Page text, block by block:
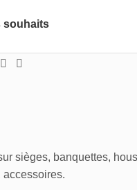
souhaits
sièges, banquettes,
accessoires.